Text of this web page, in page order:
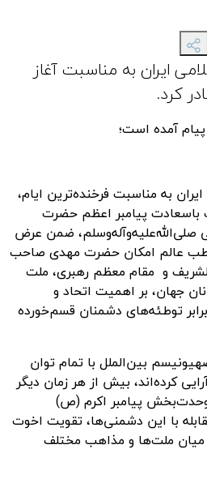
ایران به مناسبت آغاز
کرد.
آمده است؛
به مناسبت فرخنده‌ترین ایام،
باسعادت پیامبر اعظم حضرت
ضمن عرض
عالم امکان حضرت مهدی صاحب
و مقام معظم رهبری، ملت
جهان، بر اهمیت اتحاد و
توطئه‌های دشمنان قسم‌خورده
بین‌الملل با تمام توان
کرده‌اند، بیش از هر زمان دیگر
وحدت‌بخش پیامبر اکرم (ص)
با این دشمنی‌ها، تقویت اخوت
میان ملت‌ها و مذاهب مختلف